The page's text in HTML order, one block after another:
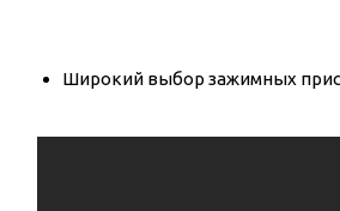
Широкий выбор зажимных